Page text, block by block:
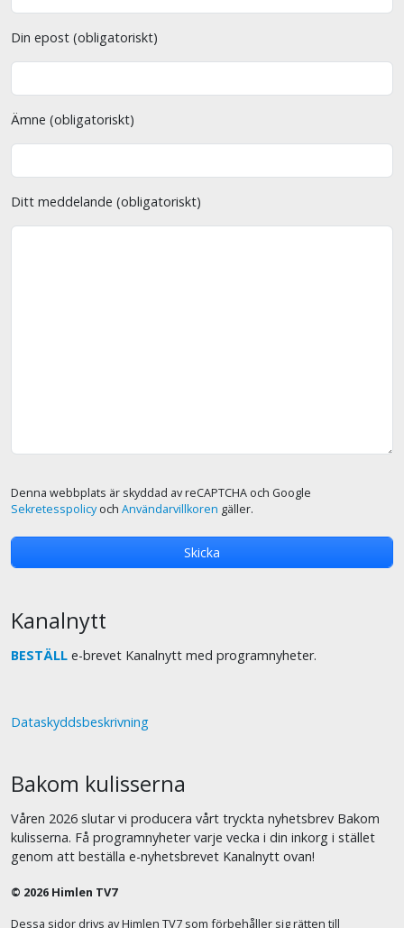
Din epost (obligatoriskt)
Ämne (obligatoriskt)
Ditt meddelande (obligatoriskt)
Denna webbplats är skyddad av reCAPTCHA och Google
Sekretesspolicyoch Användarvillkoren gäller.
Kanalnytt
BESTÄLL e-brevet Kanalnytt med programnyheter.
Dataskyddsbeskrivning
Bakom kulisserna
Våren 2026 slutar vi producera vårt tryckta nyhetsbrev Bakom
kulisserna. Få programnyheter varje vecka i din inkorg i stället
genom att beställa e-nyhetsbrevet Kanalnytt ovan!
© 2026 Himlen TV7
Dessa sidor drivs av Himlen TV7 som förbehåller sig rätten till